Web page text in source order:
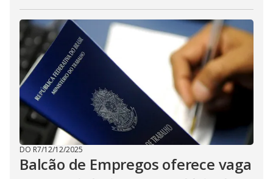
DO R7/12/12/2025
Balcão de Empregos oferece vaga